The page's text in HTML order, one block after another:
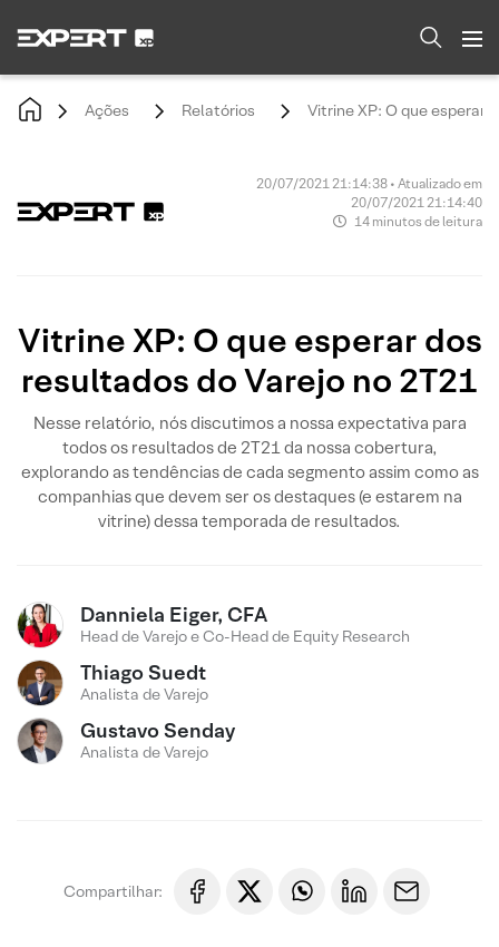
Ações Relatórios Vitrine XP: O que esperar
20/07/2021 21:14:38 • Atualizado em
20/07/2021 21:14:40
14 minutos de leitura
Vitrine XP: O que esperar dos
resultados do Varejo no 2T21
Nesse relatório, nós discutimos a nossa expectativa para
todos os resultados de 2T21 da nossa cobertura,
explorando as tendências de cada segmento assim como as
companhias que devem ser os destaques (e estarem na
vitrine) dessa temporada de resultados.
Danniela Eiger, CFA
Head de Varejo e Co-Head de Equity Research
Thiago Suedt
Analista de Varejo
Gustavo Senday
Analista de Varejo
Compartilhar: